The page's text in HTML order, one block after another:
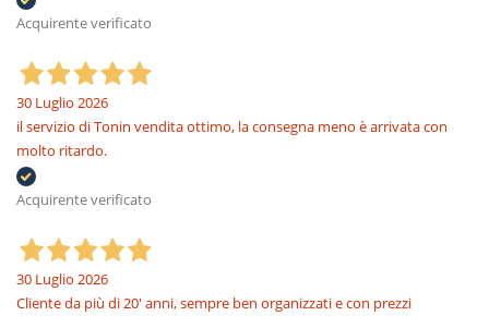
Acquirente verificato
30 Luglio 2026
il servizio di Tonin vendita ottimo, la consegna meno è arrivata con
molto ritardo.
Acquirente verificato
30 Luglio 2026
Cliente da più di 20' anni, sempre ben organizzati e con prezzi